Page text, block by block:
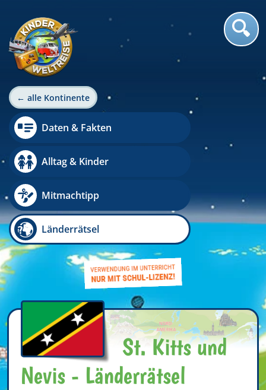
← alle Kontinente
Daten & Fakten
Alltag & Kinder
Mitmachtipp
Länderrätsel
St. Kitts und
Nevis - Länderrätsel